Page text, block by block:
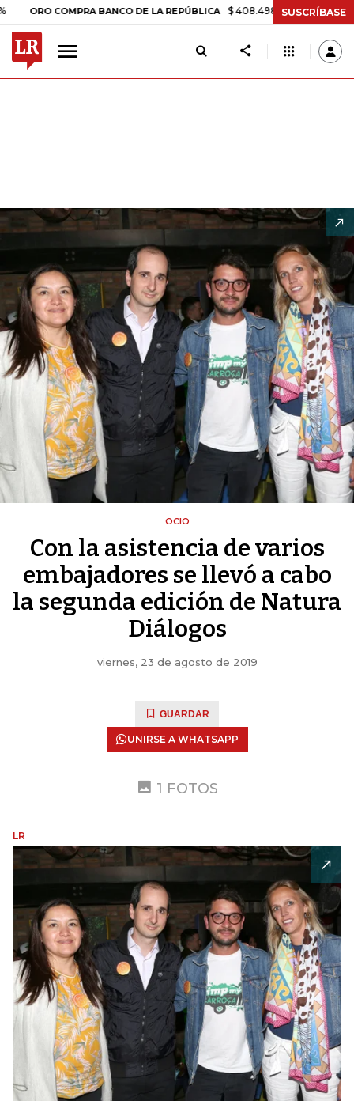
COMPRA BANCO DE LA REPÚBLICA $ 408.498,97 +$ 8.753,81 +2,19%
SUSCRÍBASE
OCIO
Con la asistencia de varios
embajadores se llevó a cabo
la segunda edición de Natura
Diálogos
viernes, 23 de agosto de 2019
GUARDAR
UNIRSE A WHATSAPP
1 FOTOS
LR